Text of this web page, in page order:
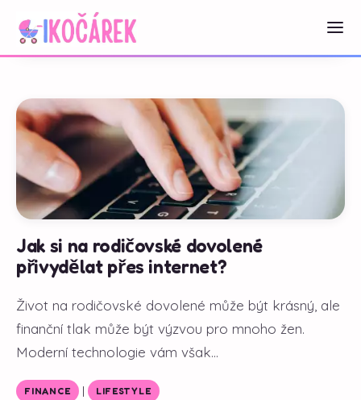
Jak si na rodičovské dovolené
přivydělat přes internet?
Život na rodičovské dovolené může být krásný, ale
finanční tlak může být výzvou pro mnoho žen.
Moderní technologie vám však...
FINANCE | LIFESTYLE